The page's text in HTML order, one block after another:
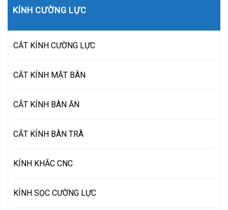
KÍNH CƯỜNG LỰC
CẮT KÍNH CƯỜNG LỰC
CẮT KÍNH MẶT BÀN
CẮT KÍNH BÀN ĂN
CẮT KÍNH BÀN TRÀ
KÍNH KHẮC CNC
KÍNH SỌC CƯỜNG LỰC